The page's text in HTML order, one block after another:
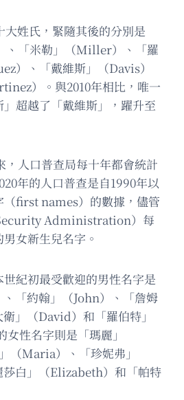
大姓氏，緊隨其後的分別是
、「米勒」（Miller）、「羅
）、「戴維斯」（Davis）
）。與2010年相比，唯一
超越了「戴維斯」，躍升至
，人口普查局每十年都會統計
年的人口普查是自1990年以
（first names）的數據，儘管
Administration）每
女新生兒名字。
紀初最受歡迎的男性名字是
「約翰」（John）、「詹姆
」（David）和「羅伯特」
女性名字則是「瑪麗」
（Maria）、「珍妮弗」
莎白」（Elizabeth）和「帕特